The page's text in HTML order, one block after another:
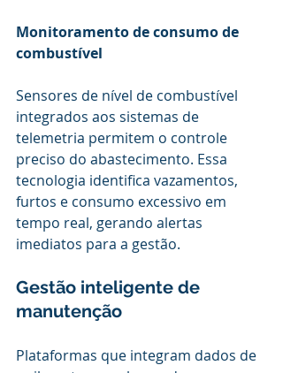
Monitoramento de consumo de
combustível
Sensores de nível de combustível
integrados aos sistemas de
telemetria permitem o controle
preciso do abastecimento. Essa
tecnologia identifica vazamentos,
furtos e consumo excessivo em
tempo real, gerando alertas
imediatos para a gestão.
Gestão inteligente de
manutenção
Plataformas que integram dados de